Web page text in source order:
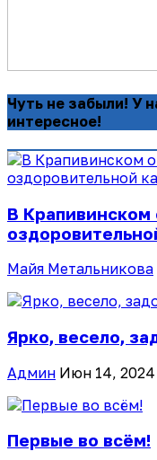
Чуть не забыли! У
интересное!
В Крапивинском
Майя Метальникова
Ярко, весело,
Админ Июн 14, 2024
Первые во всём!